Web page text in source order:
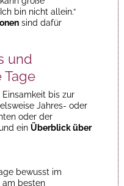
bin nicht allein.“
sind dafür
und
bis zur
Jahres- oder
oder der
und ein Überblick über
bewusst im
am besten